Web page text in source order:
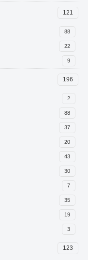
121
88
22
9
196
2
88
37
20
43
30
7
35
19
3
123